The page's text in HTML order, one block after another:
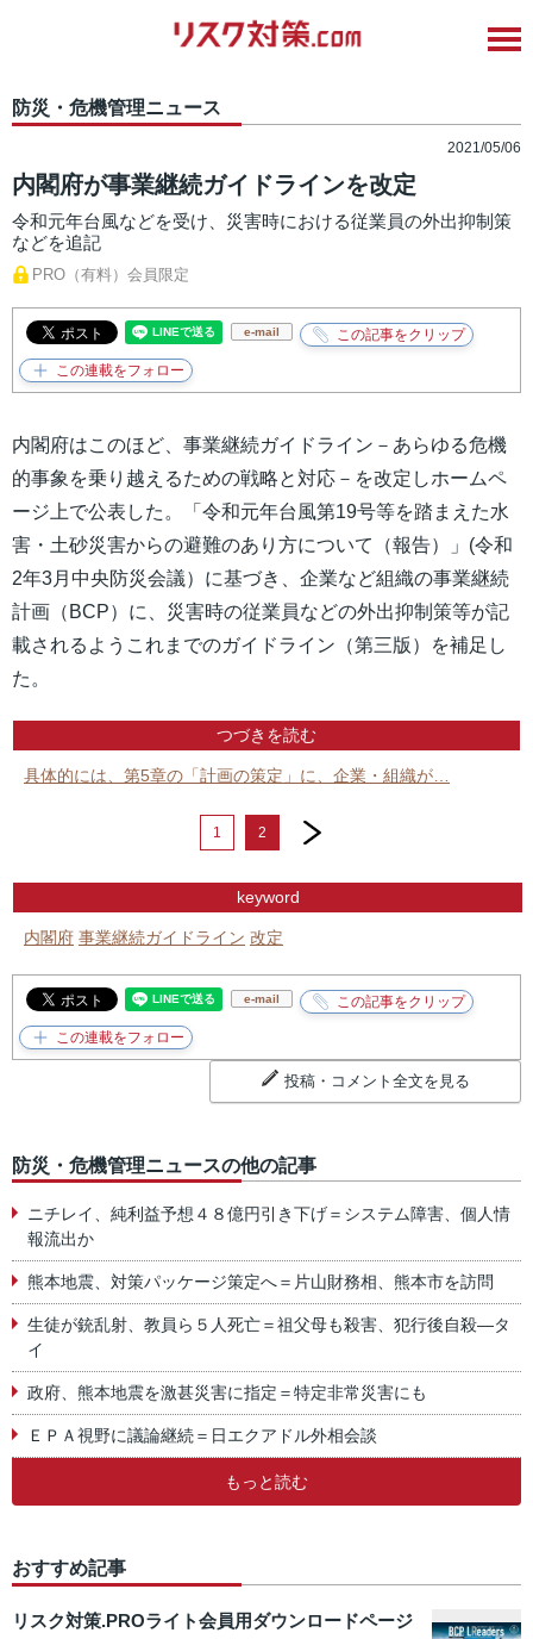
防災・危機管理ニュース
2021/05/06
内閣府が事業継続ガイドラインを改定
令和元年台風などを受け、災害時における従業員の外出抑制策
などを追記
PRO（有料）会員限定
e-mail
内閣府はこのほど、事業継続ガイドライン－あらゆる危機
的事象を乗り越えるための戦略と対応－を改定しホームペ
ージ上で公表した。「令和元年台風第19号等を踏まえた水
害・土砂災害からの避難のあり方について（報告）」(令和
2年3月中央防災会議）に基づき、企業など組織の事業継続
計画（BCP）に、災害時の従業員などの外出抑制策等が記
載されるようこれまでのガイドライン（第三版）を補足し
た。
つづきを読む
具体的には、第5章の「計画の策定」に、企業・組織が…
1 2
next
keyword
内閣府 事業継続ガイドライン 改定
e-mail
投稿・コメント全文を見る
防災・危機管理ニュースの他の記事
ニチレイ、純利益予想４８億円引き下げ＝システム障害、個人情
報流出か
熊本地震、対策パッケージ策定へ＝片山財務相、熊本市を訪問
生徒が銃乱射、教員ら５人死亡＝祖父母も殺害、犯行後自殺―タ
イ
政府、熊本地震を激甚災害に指定＝特定非常災害にも
ＥＰＡ視野に議論継続＝日エクアドル外相会談
もっと読む
おすすめ記事
リスク対策.PROライト会員用ダウンロードページ